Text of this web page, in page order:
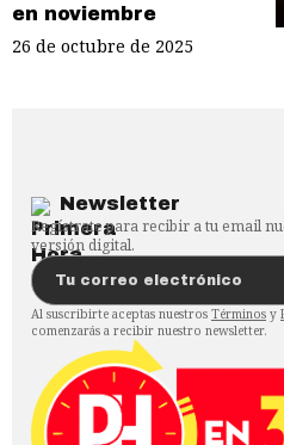
en noviembre
26 de octubre de 2025
Newsletter
Regístrate para recibir a tu email
versión digital.
Al suscribirte aceptas nuestros Términos y
comenzarás a recibir nuestro newsletter.